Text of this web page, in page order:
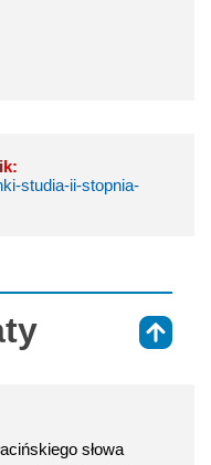
studia-ii-stopnia-
słowa